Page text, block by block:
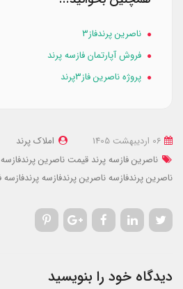
ناصرین پرندفاز۳
فروش آپارتمان فازسه پرند
پروژه ناصرین فاز۳پرند
املاک پرند
ناصرین فازسه پرند قیمت ناصرین پرندفازسه
ناصرین پرندفازسهناصرین پرندفازسهپرندفازسه
دیدگاه خود را بنویسید